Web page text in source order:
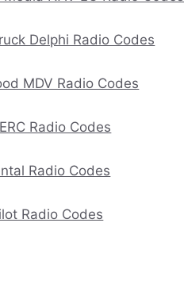
Delphi Radio Codes
MDV Radio Codes
Radio Codes
Radio Codes
Radio Codes